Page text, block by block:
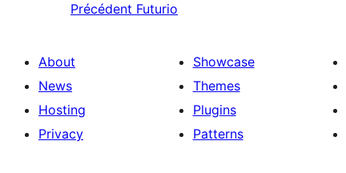
Précédent Futurio
About
News
Hosting
Privacy
Showcase
Themes
Plugins
Patterns